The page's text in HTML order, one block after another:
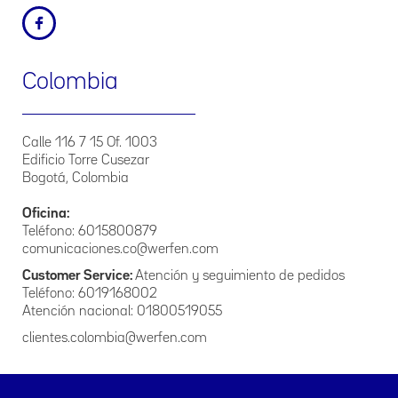
El presente Manual de Políticas de Tratamiento de la
Información que La Empresa posee, se regirá por los
Principio de veracidad o calidad. La información contenida
en las bases de datos debe ser veraz, completa, exacta,
actualizada, comprobable y comprensible. Se prohíbe el
registro y divulgación de datos parciales, incompletos,
Principio de finalidad. El tratamiento debe obedecer a una
finalidad legítima de acuerdo con la constitución y la ley, la
Principio de legalidad: El Tratamiento a que se refiere la
presente política debe sujetarse a lo establecido en ella y en
información del titular no podrá ser suministrada a
Colombia
Calle 116 7 15 Of. 1003
Edificio Torre Cusezar
Bogotá, Colombia
Oficina:
Teléfono: 6015800879
comunicaciones.co@werfen.com
Customer Service: Atención y seguimiento de pedidos
Teléfono: 6019168002
Atención nacional: 01800519055
clientes.colombia@werfen.com